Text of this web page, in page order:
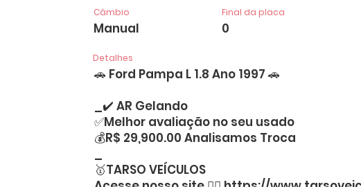
Câmbio
Manual
Final da placa
0
Detalhes
🚗 Ford Pampa L 1.8 Ano 1997 🚗
_✔️ AR Gelando
✅Melhor avaliação no seu usado
💰R$ 29,900.00 Analisamos Troca
_
🥇TARSO VEÍCULOS